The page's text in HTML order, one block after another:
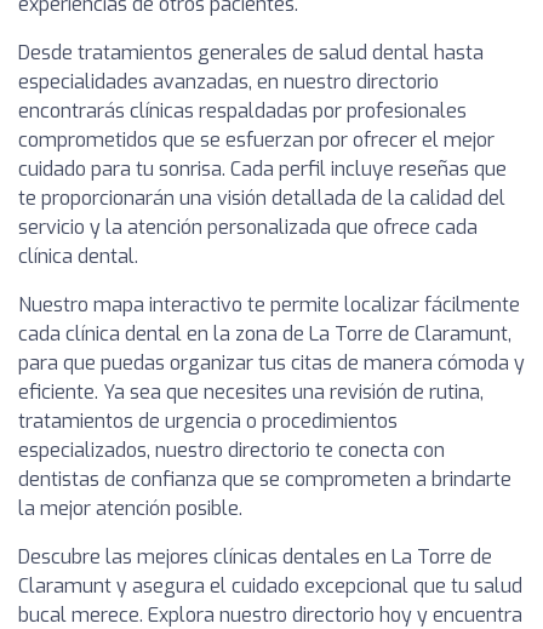
Desde tratamientos generales de salud dental hasta
especialidades avanzadas, en nuestro directorio
encontrarás clínicas respaldadas por profesionales
comprometidos que se esfuerzan por ofrecer el mejor
cuidado para tu sonrisa. Cada perfil incluye reseñas que
te proporcionarán una visión detallada de la calidad del
servicio y la atención personalizada que ofrece cada
clínica dental.
Nuestro mapa interactivo te permite localizar fácilmente
cada clínica dental en la zona de La Torre de Claramunt,
para que puedas organizar tus citas de manera cómoda y
eficiente. Ya sea que necesites una revisión de rutina,
tratamientos de urgencia o procedimientos
especializados, nuestro directorio te conecta con
dentistas de confianza que se comprometen a brindarte
la mejor atención posible.
Descubre las mejores clínicas dentales en La Torre de
Claramunt y asegura el cuidado excepcional que tu salud
bucal merece. Explora nuestro directorio hoy y encuentra